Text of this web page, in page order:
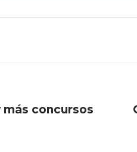
más concursos